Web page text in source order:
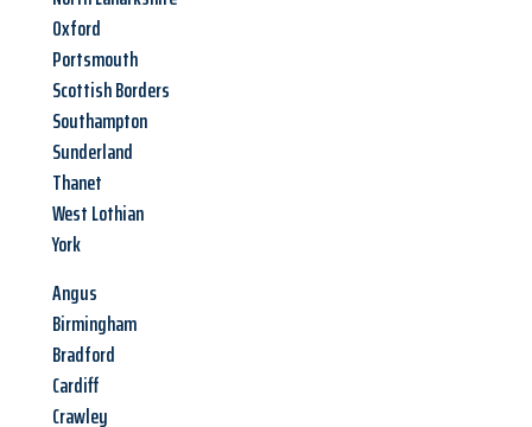
Oxford
Portsmouth
Scottish Borders
Southampton
Sunderland
Thanet
West Lothian
York
Angus
Birmingham
Bradford
Cardiff
Crawley